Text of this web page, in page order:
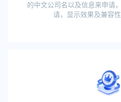
的中文公司名以及信息来申请
请，显示效果及兼容性